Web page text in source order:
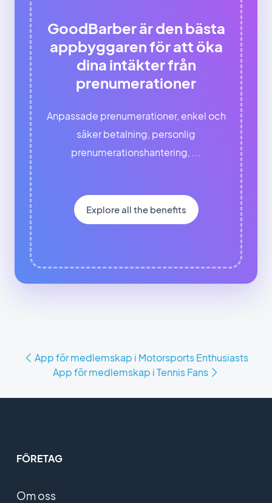
GoodBarber är den bästa
appbyggaren för att öka
dina intäkter från
prenumerationer
Anpassade prenumerationer, enkel och
säker betalning, personlig
prenumerationshantering, ...
Explore all the benefits
App för medlemskap i Motorsports Enthusiasts
App för medlemskap i Tennis Fans
FÖRETAG
Om oss